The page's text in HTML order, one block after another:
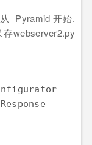
Pyramid 开始.
webserver2.py